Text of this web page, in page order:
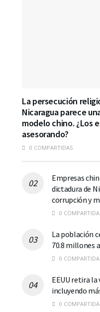
La persecución
Nicaragua parece
modelo chino. ¿Los
asesorando?
0 COMPARTIDAS
Empresas
dictadura de
corrupción y
0
La población
70.8 millones
0
EEUU retira
incluyendo
0